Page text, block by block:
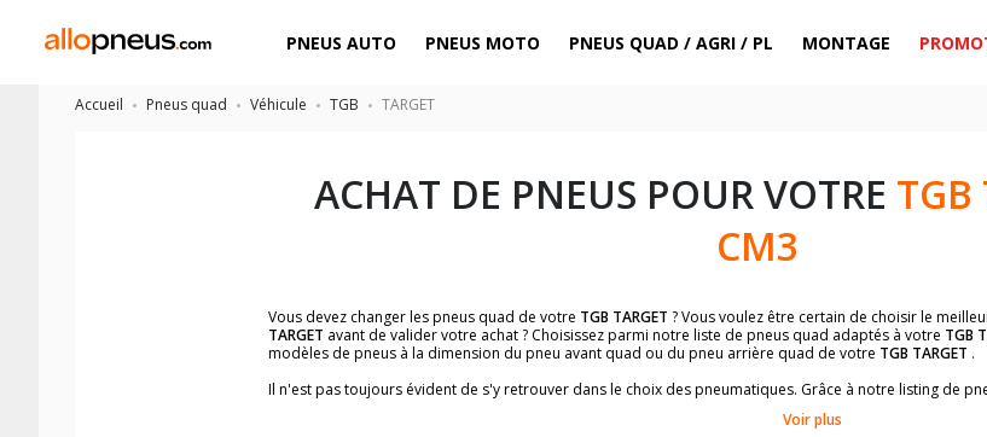
PNEUS AUTO PNEUS MOTO PNEUS QUAD / AGRI / PL MONTAGE
Accueil Pneus quad Véhicule TGB TARGET
ACHAT DE PNEUS POUR VOTRE TGB
CM3
Vous devez changer les pneus quad de votre TGB TARGET ? Vous voulez être certain de choisir le
TARGET avant de valider votre achat ? Choisissez parmi notre liste de pneus quad adaptés à votre TGB
modèles de pneus à la dimension du pneu avant quad ou du pneu arrière quad de votre TGB TARGET .
Il n'est pas toujours évident de s'y retrouver dans le choix des pneumatiques. Grâce à notre listing de
Les images du pneu quad, les avis clients et un descriptif complet du modèle, vous permettra de faire
Voir plus